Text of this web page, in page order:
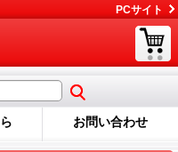
PCサイト
お問い合わせ